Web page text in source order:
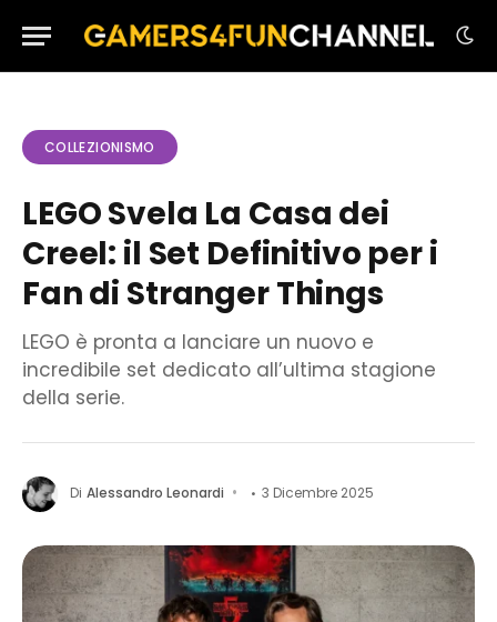
COLLEZIONISMO
LEGO Svela La Casa dei
Creel: il Set Definitivo per i
Fan di Stranger Things
LEGO è pronta a lanciare un nuovo e
incredibile set dedicato all’ultima stagione
della serie.
Di Alessandro Leonardi 3 Dicembre 2025